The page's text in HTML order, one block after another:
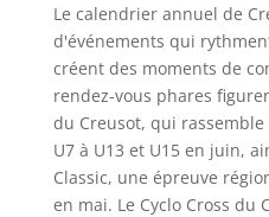
Le calendrier annuel de
d'événements qui
créent des moments de
rendez-vous phares
du Creusot, qui
U7 à U13 et U15 en juin,
Classic, une épreuve
en mai. Le Cyclo Cross du